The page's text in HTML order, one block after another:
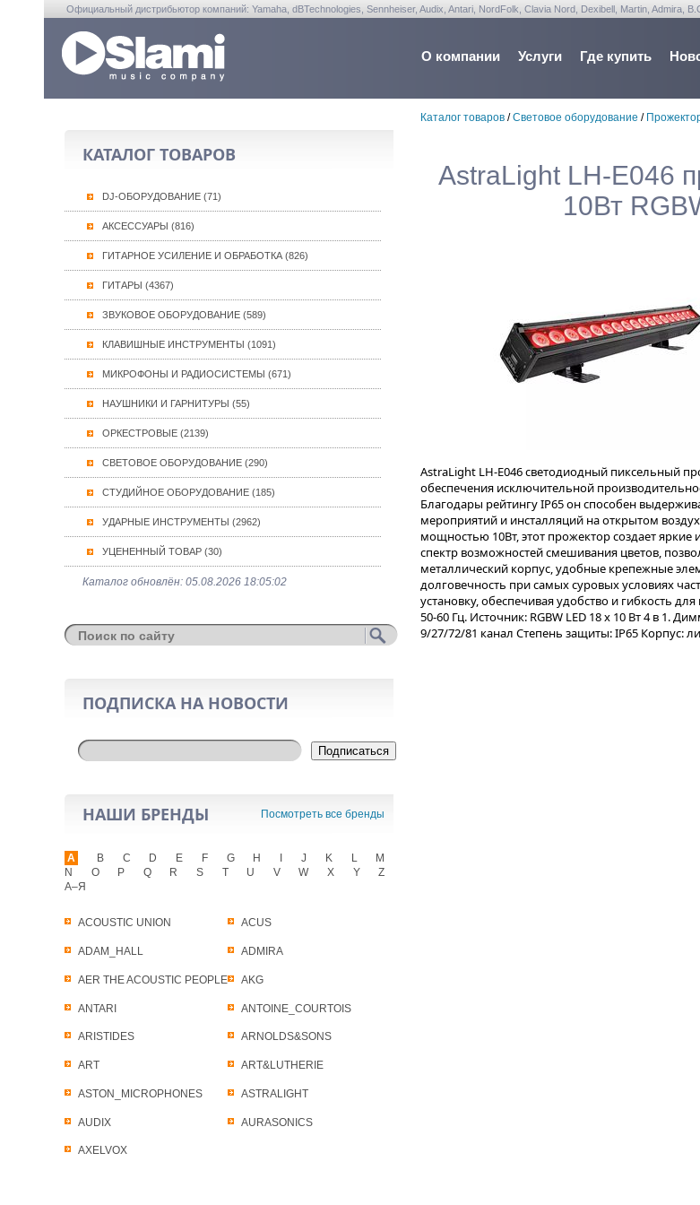
Официальный дистрибьютор компаний: Yamaha, dBTechnologies, Sennheiser, Audix, Antari, NordFolk, Clavia Nord, Dexibell, Martin, Admira,
О компании Услуги Где купить
КАТАЛОГ ТОВАРОВ
DJ-ОБОРУДОВАНИЕ (71)
АКСЕССУАРЫ (816)
ГИТАРНОЕ УСИЛЕНИЕ И ОБРАБОТКА (826)
ГИТАРЫ (4367)
ЗВУКОВОЕ ОБОРУДОВАНИЕ (589)
КЛАВИШНЫЕ ИНСТРУМЕНТЫ (1091)
МИКРОФОНЫ И РАДИОСИСТЕМЫ (671)
НАУШНИКИ И ГАРНИТУРЫ (55)
ОРКЕСТРОВЫЕ (2139)
СВЕТОВОЕ ОБОРУДОВАНИЕ (290)
СТУДИЙНОЕ ОБОРУДОВАНИЕ (185)
УДАРНЫЕ ИНСТРУМЕНТЫ (2962)
УЦЕНЕННЫЙ ТОВАР (30)
Каталог обновлён: 05.08.2026 18:05:02
ПОДПИСКА НА НОВОСТИ
Подписаться
НАШИ БРЕНДЫ Посмотреть все бренды
A
ACOUSTIC UNION ACUS
ADAM_HALL ADMIRA
AER THE ACOUSTIC PEOPLE AKG
ANTARI ANTOINE_COURTOIS
ARISTIDES ARNOLDS&SONS
ART ART&LUTHERIE
ASTON_MICROPHONES ASTRALIGHT
AUDIX AURASONICS
AXELVOX
B C D E F G H J K L
M
N
O P Q R S T U V W X Y
Z
А–Я
Каталог товаров /Световое оборудование /
AstraLight LH-E046
10Вт
AstraLight LH-E046 светодиодный пиксельный
обеспечения исключительной
Благодары рейтингу IP65 он способен
мероприятий и инсталляций на открытом
мощностью 10Вт, этот прожектор создает
спектр возможностей смешивания цветов,
металлический корпус, удобные крепежные
долговечность при самых суровых условиях
установку, обеспечивая удобство и гибкость
50-60 Гц. Источник: RGBW LED 18 x 10 Вт 4 в 1.
9/27/72/81 канал Степень защиты: IP65 Корпус: